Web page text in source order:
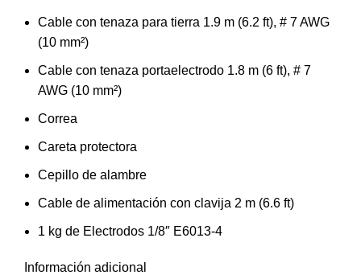
Cable con tenaza para tierra 1.9 m (6.2 ft), # 7 AWG
(10 mm²)
Cable con tenaza portaelectrodo 1.8 m (6 ft), # 7
AWG (10 mm²)
Correa
Careta protectora
Cepillo de alambre
Cable de alimentación con clavija 2 m (6.6 ft)
1 kg de Electrodos 1/8″ E6013-4
Información adicional